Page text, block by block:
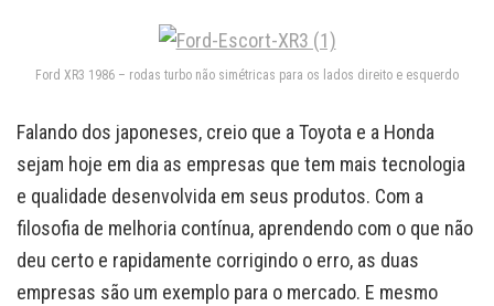
Ford XR3 1986 – rodas turbo não simétricas para os lados direito e esquerdo
Falando dos japoneses, creio que a Toyota e a Honda
sejam hoje em dia as empresas que tem mais tecnologia
e qualidade desenvolvida em seus produtos. Com a
filosofia de melhoria contínua, aprendendo com o que não
deu certo e rapidamente corrigindo o erro, as duas
empresas são um exemplo para o mercado. E mesmo